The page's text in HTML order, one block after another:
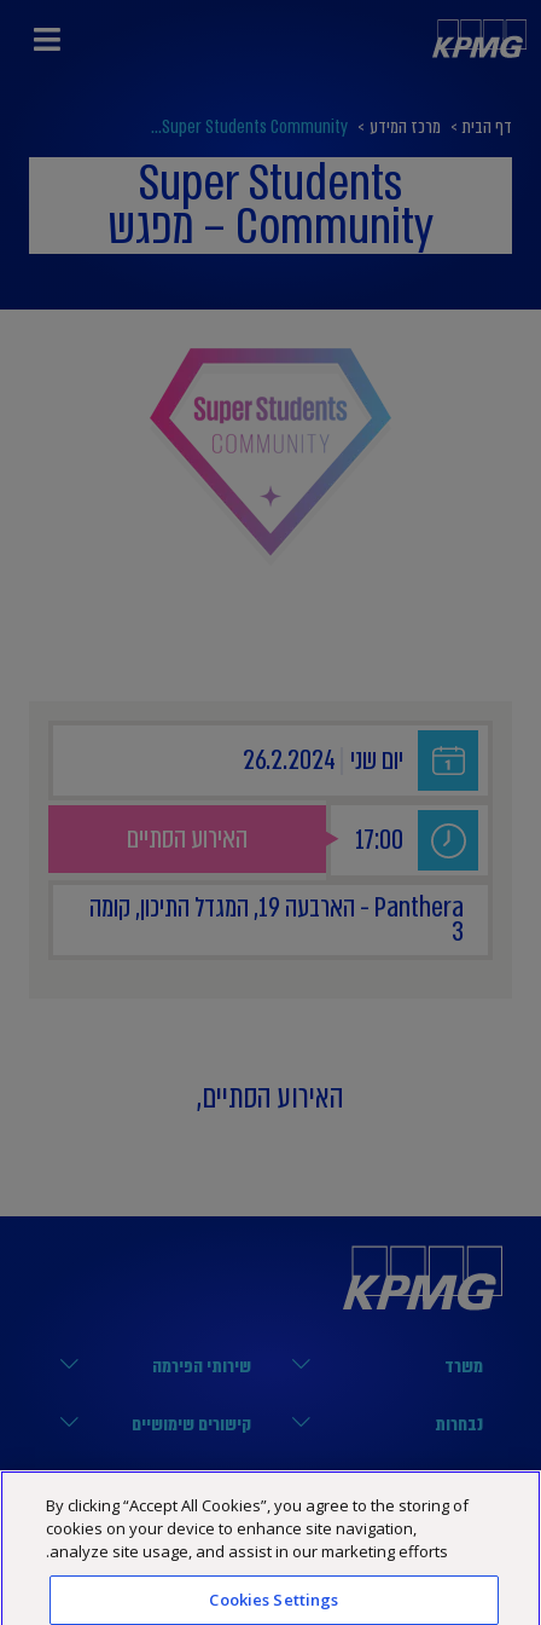
דף הבית > מרכז המידע >
Super Students Community...
Super Students
Community – מפגש
יום שני
17:00
האירוע הסתיים
Panthera - הארבעה 19, המגדל התיכון, קומה
3
האירוע הסתיים,
משרד
הארבעה 17, תל אביב
03-6848444
Israel@kpmg.com
שירותי הפירמה
מערך הביקורת
מערך היעוץ
נבחרות
נבחרת טכנולוגיה
נבחרת פיננסים
נבחרת נדל”ן
נבחרת ביטוח
קישורים שימושיים
הסיפור שלנו
מרכז מידע
שותפים
קריירה
Facebook
מדיניות פרטיות הצהרת נגישות תנאי האתר
By clicking “Accept All Cookies”, you agree to the storing of
cookies on your device to enhance site navigation,
analyze site usage, and assist in our marketing efforts.
Cookies Settings